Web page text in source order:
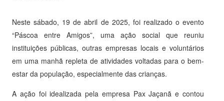
Neste sábado, 19 de abril de 2025, foi realizado o evento
“Páscoa entre Amigos”, uma ação social que reuniu
instituições públicas, outras empresas locais e voluntários
em uma manhã repleta de atividades voltadas para o bem-
estar da população, especialmente das crianças.
A ação foi idealizada pela empresa Pax Jaçanã e contou